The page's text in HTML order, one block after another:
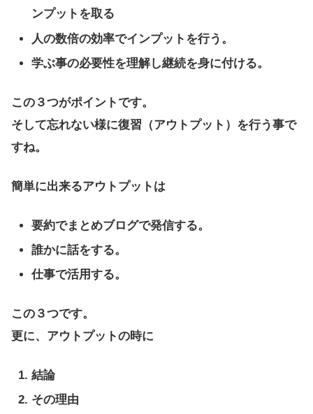
ンプットを取る
人の数倍の効率でインプットを行う。
学ぶ事の必要性を理解し継続を身に付ける。
この３つがポイントです。
そして忘れない様に復習（アウトプット）を行う事で
すね。
簡単に出来るアウトプットは
要約でまとめブログで発信する。
誰かに話をする。
仕事で活用する。
この３つです。
更に、アウトプットの時に
結論
その理由